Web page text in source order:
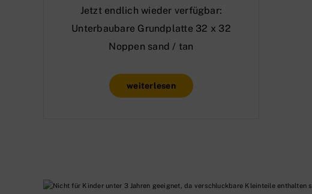
Jetzt endlich wieder verfügbar:
Unterbaubare Grundplatte 32 x 32
Noppen sand / tan
weiterlesen